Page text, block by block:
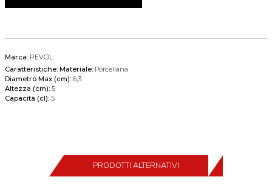
Marca: REVOL
Caratteristiche: Materiale: Porcellana
Diametro Max (cm): 6,3
Altezza (cm): 5
Capacità (cl): 5
PRODOTTI ALTERNATIVI